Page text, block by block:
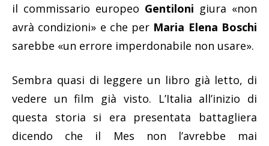
il commissario europeo Gentiloni giura «non
avrà condizioni» e che per Maria Elena Boschi
sarebbe «un errore imperdonabile non usare».
Sembra quasi di leggere un libro già letto, di
vedere un film già visto. L’Italia all’inizio di
questa storia si era presentata battagliera
dicendo che il Mes non l’avrebbe mai